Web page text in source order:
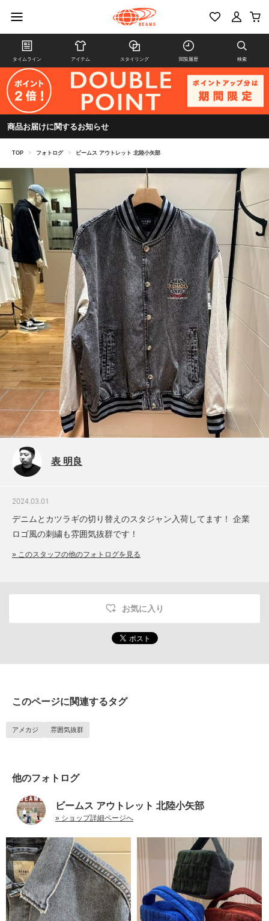
タイムライン アイテム スタイリング 閲覧履歴 検索
商品お届けに関するお知らせ
TOP > フォトログ > ビームス アウトレット 北陸小矢部
表 明良
2024.03.01
デニムとカツラギの切り替えのスタジャン入荷してます！ 企業
ロゴ風の刺繍も雰囲気抜群です！
» このスタッフの他のフォトログを見る
お気に入り
このページに関連するタグ
アメカジ 雰囲気抜群
他のフォトログ
ビームス アウトレット 北陸小矢部
» ショップ詳細ページへ